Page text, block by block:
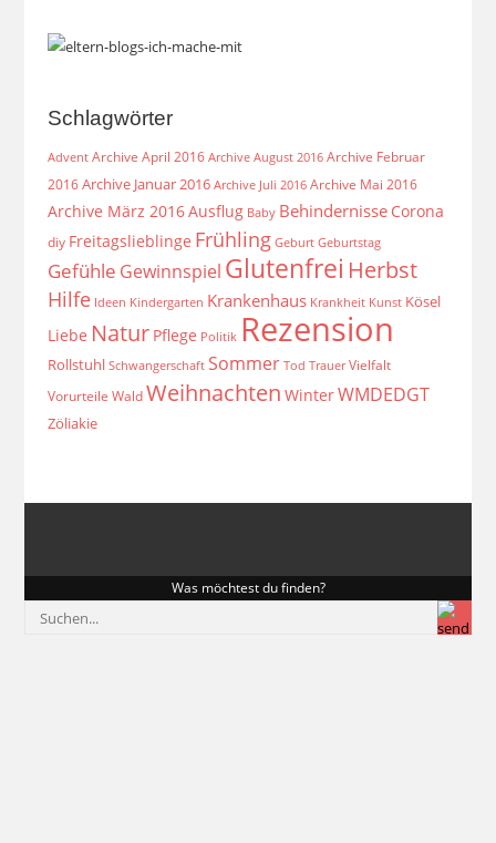
Schlagwörter
Advent Archive April 2016 Archive August 2016 Archive Februar
2016 Archive Januar 2016 Archive Juli 2016 Archive Mai 2016
Archive März 2016Ausflug Baby Behindernisse Corona
diy Freitagslieblinge Frühling Geburt Geburtstag
Gefühle Gewinnspiel Glutenfrei Herbst
Hilfe Ideen Kindergarten Krankenhaus Krankheit Kunst Kösel
Liebe Natur Pflege Politik Rezension
Rollstuhl Schwangerschaft Sommer Tod Trauer Vielfalt
Vorurteile Wald Weihnachten WinterWMDEDGT
Zöliakie
Was möchtest du finden?